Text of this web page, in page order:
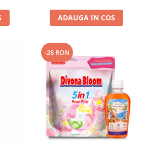
ADAUGA IN COS
-28 RON